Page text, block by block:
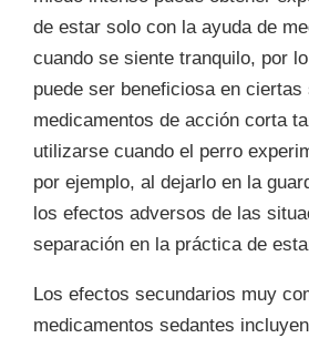
de estar solo con la ayuda de
cuando se siente tranquilo, por
puede ser beneficiosa en
medicamentos de acción corta
utilizarse cuando el perro
por ejemplo, al dejarlo en la
los efectos adversos de las
separación en la práctica de
Los efectos secundarios muy
medicamentos sedantes